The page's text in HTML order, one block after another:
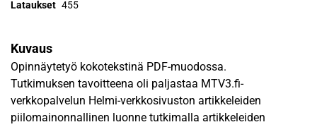
Lataukset 455
Kuvaus
Opinnäytetyö kokotekstinä PDF-muodossa.
Tutkimuksen tavoitteena oli paljastaa MTV3.fi-
verkkopalvelun Helmi-verkkosivuston artikkeleiden
piilomainonnallinen luonne tutkimalla artikkeleiden